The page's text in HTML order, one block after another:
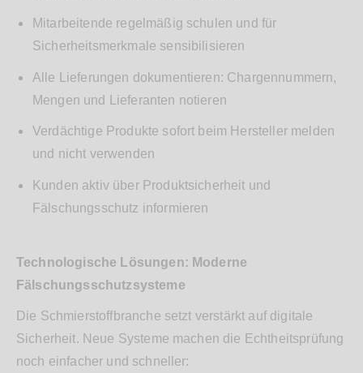
Mitarbeitende regelmäßig schulen und für
Sicherheitsmerkmale sensibilisieren
Alle Lieferungen dokumentieren: Chargennummern,
Mengen und Lieferanten notieren
Verdächtige Produkte sofort beim Hersteller melden
und nicht verwenden
Kunden aktiv über Produktsicherheit und
Fälschungsschutz informieren
Technologische Lösungen: Moderne
Fälschungsschutzsysteme
Die Schmierstoffbranche setzt verstärkt auf digitale
Sicherheit. Neue Systeme machen die Echtheitsprüfung
noch einfacher und schneller: